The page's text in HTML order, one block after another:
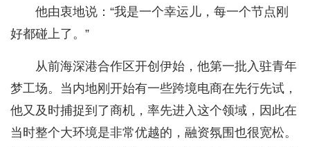
他由衷地说：“我是一个幸运儿，每一个节点刚
好都碰上了。”
从前海深港合作区开创伊始，他第一批入驻青年
梦工场。当内地刚开始有一些跨境电商在先行先试，
他又及时捕捉到了商机，率先进入这个领域，因此在
当时整个大环境是非常优越的，融资氛围也很宽松。